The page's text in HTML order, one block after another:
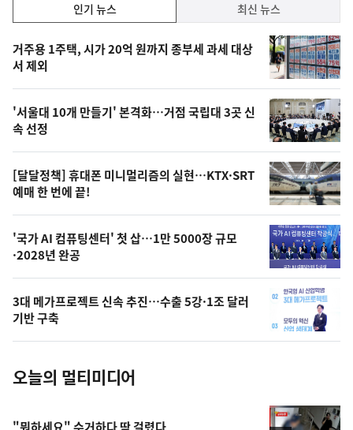
기,
최
신,
오
늘
의
영
상
오
늘
의
사
진
인기 뉴스 최신 뉴스
기
뉴
스
거주용 1주택, 시가 20억 원까지 종부세 과세 대상
서 제외
'서울대 10개 만들기' 본격화…거점 국립대 3곳 신
속 선정
[달달정책] 휴대폰 미니멀리즘의 실현…KTX·SRT
예매 한 번에 끝!
'국가 AI 컴퓨팅센터' 첫 삽…1만 5000장 규모
·2028년 완공
3대 메가프로젝트 신속 추진…수출 5강·1조 달러
기반 구축
오늘의 멀티미디어